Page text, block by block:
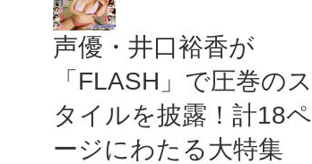
声優・井口裕香が
「FLASH」で圧巻のス
タイルを披露！計18ペ
ージにわたる大特集